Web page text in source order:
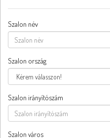
Szalon név
Szalon ország
Szalon irányítószám
Szalon város